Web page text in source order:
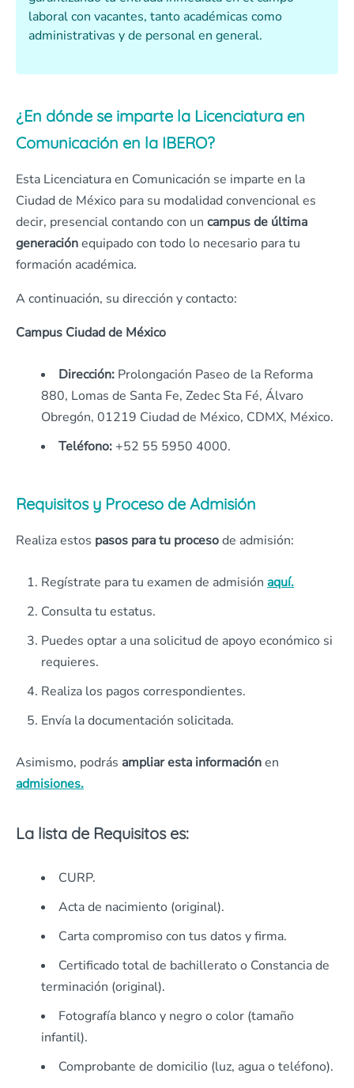
laboral con vacantes, tanto académicas como
administrativas y de personal en general.
¿En dónde se imparte la Licenciatura en
Comunicación en la IBERO?
Esta Licenciatura en Comunicación se imparte en la
Ciudad de México para su modalidad convencional es
decir, presencial contando con un campus de última
generaciónequipado con todo lo necesario para tu
formación académica.
A continuación, su dirección y contacto:
Campus Ciudad de México
Dirección: Prolongación Paseo de la Reforma
880, Lomas de Santa Fe, Zedec Sta Fé, Álvaro
Obregón, 01219 Ciudad de México, CDMX, México.
Teléfono: +52 55 5950 4000.
Requisitos y Proceso de Admisión
Realiza estos pasos para tu procesode admisión:
Regístrate para tu examen de admisión aquí.
Consulta tu estatus.
Puedes optar a una solicitud de apoyo económico si
requieres.
Realiza los pagos correspondientes.
Envía la documentación solicitada.
Asimismo, podrás ampliar esta informaciónen
admisiones.
La lista de Requisitos es:
CURP.
Acta de nacimiento (original).
Carta compromiso con tus datos y firma.
Certificado total de bachillerato o Constancia de
terminación (original).
Fotografía blanco y negro o color (tamaño
infantil).
Comprobante de domicilio (luz, agua o teléfono).